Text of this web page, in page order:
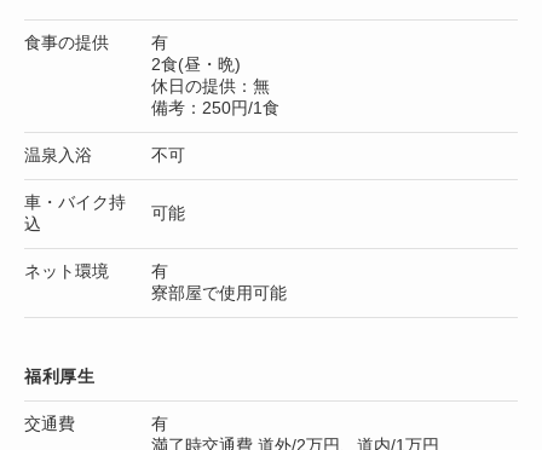
食事の提供
有
2食(昼・晩)
休日の提供：無
備考：250円/1食
温泉入浴 不可
車・バイク持
込
可能
ネット環境
有
寮部屋で使用可能
福利厚生
交通費
有
満了時交通費 道外/2万円、道内/1万円